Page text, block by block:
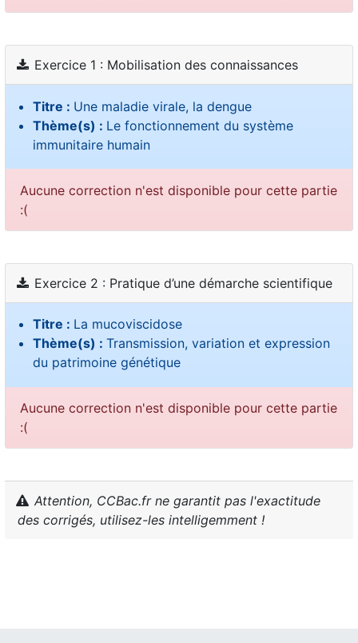
Exercice 1 : Mobilisation des connaissances
Titre : Une maladie virale, la dengue
Thème(s) : Le fonctionnement du système
immunitaire humain
Aucune correction n'est disponible pour cette partie
:(
Exercice 2 : Pratique d’une démarche scientifique
Titre : La mucoviscidose
Thème(s) : Transmission, variation et expression
du patrimoine génétique
Aucune correction n'est disponible pour cette partie
:(
Attention, CCBac.fr ne garantit pas l'exactitude
des corrigés, utilisez-les intelligemment !